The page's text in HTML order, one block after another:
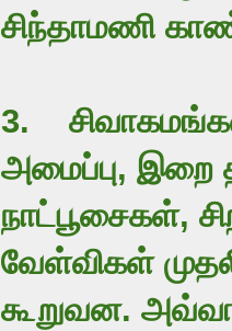
சிந்தாமணி
3.
அமைப்பு, இறை
நாட்பூசைகள்,
வேள்விகள்
கூறுவன.